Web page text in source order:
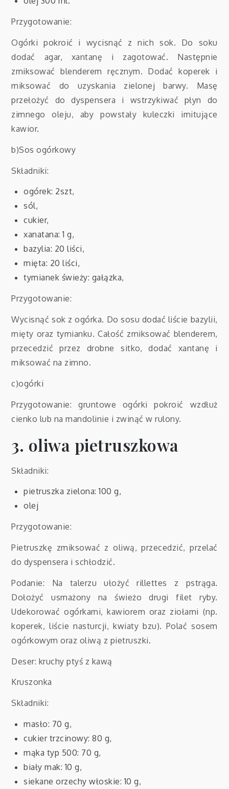
Przygotowanie:
Ogórki pokroić i wycisnąć z nich sok. Do soku
dodać agar, xantanę i zagotować. Następnie
zmiksować blenderem ręcznym. Dodać koperek i
miksować do uzyskania zielonej barwy. Masę
przełożyć do dyspensera i wstrzykiwać płyn do
zimnego oleju, aby powstały kuleczki imitujące
kawior.
b)Sos ogórkowy
Składniki:
ogórek: 2szt,
sól,
cukier,
xanatana: 1 g,
bazylia: 20 liści,
mięta: 20 liści,
tymianek świeży: gałązka,
Przygotowanie:
Wycisnąć sok z ogórka. Do sosu dodać liście bazylii,
mięty oraz tymianku. Całość zmiksować blenderem,
przecedzić przez drobne sitko, dodać xantanę i
miksować na zimno.
c)ogórki
Przygotowanie: gruntowe ogórki pokroić wzdłuż
cienko lub na mandolinie i zwinąć w rulony.
3. oliwa pietruszkowa
Składniki:
pietruszka zielona: 100 g,
olej
Przygotowanie:
Pietruszkę zmiksować z oliwą, przecedzić, przelać
do dyspensera i schłodzić.
Podanie: Na talerzu ułożyć rillettes z pstrąga.
Dołożyć usmażony na świeżo drugi filet ryby.
Udekorować ogórkami, kawiorem oraz ziołami (np.
koperek, liście nasturcji, kwiaty bzu). Polać sosem
ogórkowym oraz oliwą z pietruszki.
Deser: kruchy ptyś z kawą
Kruszonka
Składniki:
masło: 70 g,
cukier trzcinowy: 80 g,
mąka typ 500: 70 g,
biały mak: 10 g,
siekane orzechy włoskie: 10 g,